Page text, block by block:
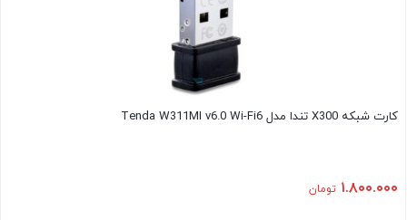
کارت شبکه X300 تندا مدل Tenda W311MI v6.0 Wi-Fi6
۱.۸۰۰.۰۰۰ تومان